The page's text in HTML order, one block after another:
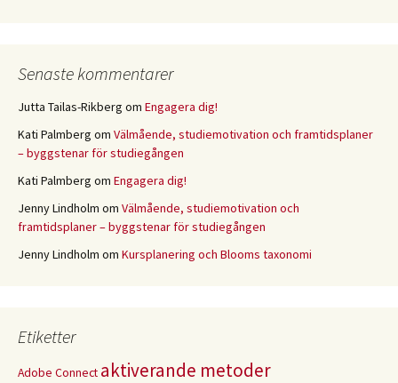
Senaste kommentarer
Jutta Tailas-Rikberg om Engagera dig!
Kati Palmberg om Välmående, studiemotivation och framtidsplaner
– byggstenar för studiegången
Kati Palmberg om Engagera dig!
Jenny Lindholm om Välmående, studiemotivation och
framtidsplaner – byggstenar för studiegången
Jenny Lindholm om Kursplanering och Blooms taxonomi
Etiketter
Adobe Connect aktiverande metoder